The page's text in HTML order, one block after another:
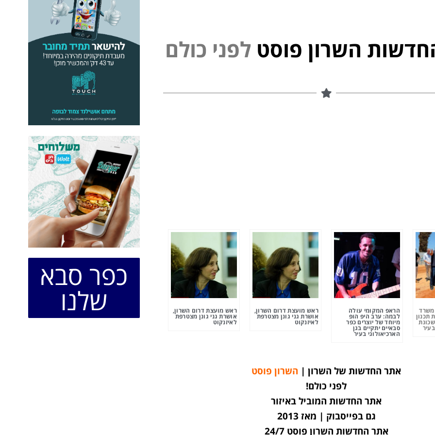
השרון פוסט לפני כולם
תכנון
הראפ המקומי עולה
לבמה: ערב היפ הופ
מיוחד של יוצרים כפר
סבאיים יתקיים בגן
הארכיאולוגי בעיר
ראש מועצת דרום השרון,
אושרת גני גונן מצטרפת
לאיזנקוט
ראש מועצת דרום השרון,
אושרת גני גונן מצטרפת
לאיזנקוט
כפר סבא
שלנו
אתר החדשות של השרון | השרון פוסט
לפני כולם!
אתר החדשות המוביל באיזור
גם בפייסבוק | מאז 2013
אתר החדשות השרון פוסט 24/7